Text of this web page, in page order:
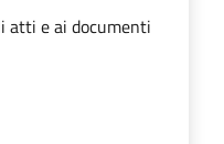
atti e ai documenti